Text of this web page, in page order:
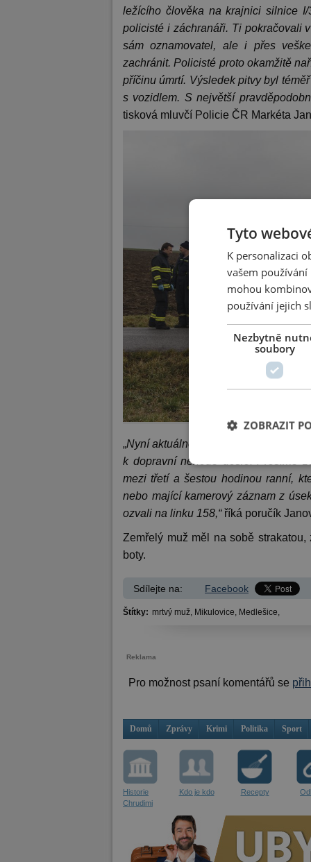
ležícího člověka na krajnici silnice
policisté i záchranáři. Ti pokračovali
sám oznamovatel, ale i přes
zachránit. Policisté proto okamžitě
příčinu úmrtí. Výsledek pitvy byl
s vozidlem. S největší
tisková mluvčí Policie ČR Markéta
„Nyní aktuálně hledáme svědky, kteří
k dopravní nehodě došlo.
mezi třetí a šestou hodinou ranní,
nebo mající kamerový záznam z
ozvali na linku 158,“říká poručík
Zemřelý muž měl na sobě
boty.
Sdílejte na: Facebook
Štítky: mrtvý muž, Mikulovice, Medlešice,
Reklama
Pro možnost psaní komentářů se
Domů Zprávy Krimi Politika Sport
Historie
Chrudimi
Kdo je kdo Recepty
Tyto
K personalizaci
vašem
mohou
používání jejich
Nezbytně
soubory
ZOBRAZIT